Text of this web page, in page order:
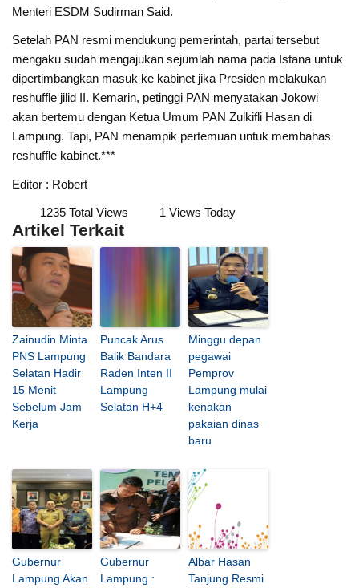
Menteri ESDM Sudirman Said.
Setelah PAN resmi mendukung pemerintah, partai tersebut
mengaku sudah mengajukan sejumlah nama pada Istana untuk
dipertimbangkan masuk ke kabinet jika Presiden melakukan
reshuffle jilid II. Kemarin, petinggi PAN menyatakan Jokowi
akan bertemu dengan Ketua Umum PAN Zulkifli Hasan di
Lampung. Tapi, PAN menampik pertemuan untuk membahas
reshuffle kabinet.***
Editor : Robert
1235 Total Views 1 Views Today
Artikel Terkait
Zainudin Minta
PNS Lampung
Selatan Hadir
15 Menit
Sebelum Jam
Kerja
Puncak Arus
Balik Bandara
Raden Inten II
Lampung
Selatan H+4
Minggu depan
pegawai
Pemprov
Lampung mulai
kenakan
pakaian dinas
baru
Gubernur
Lampung Akan
Gubernur
Lampung :
Albar Hasan
Tanjung Resmi